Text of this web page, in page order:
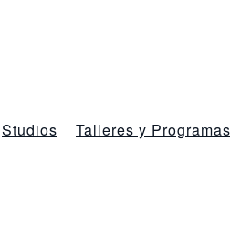
Studios Talleres y Programas